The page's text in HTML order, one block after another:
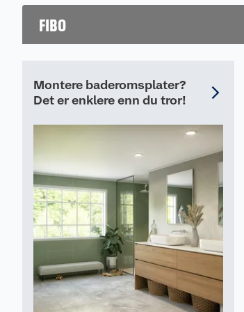
Monteringstilbehør:
Fibo Fugekloss
Fibo Wipes
Fibo Skruer
Fibo Slagkloss
Fibo Melaninsvamp
Oppbevaring og kontroll
Håndtering av panelene før pakningen
1) Fibo skal ligge i plastemballasjen i
oppbevares liggende før montering.
2) Fibo skal ligge i romtemperatur i
3) Før montering skal du fjerne
overflaten ikke er skadet.
4) Flytt panelene forsiktig for å unngå
FIBO
Montere baderomsplater?
Det er enklere enn du tror!